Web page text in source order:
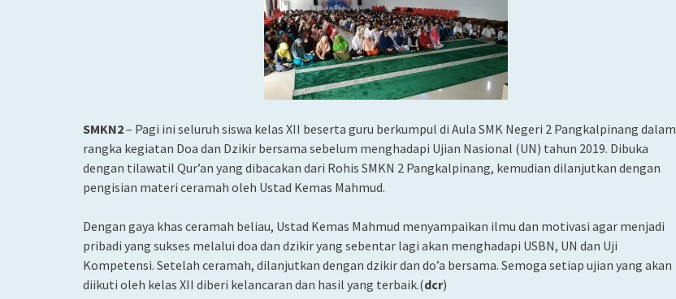
SMKN2– Pagi ini seluruh siswa kelas XII beserta guru berkumpul di Aula SMK Negeri 2 Pangkalpinang dalam
rangka kegiatan Doa dan Dzikir bersama sebelum menghadapi Ujian Nasional (UN) tahun 2019. Dibuka
dengan tilawatil Qur’an yang dibacakan dari Rohis SMKN 2 Pangkalpinang, kemudian dilanjutkan dengan
pengisian materi ceramah oleh Ustad Kemas Mahmud.
Dengan gaya khas ceramah beliau, Ustad Kemas Mahmud menyampaikan ilmu dan motivasi agar menjadi
pribadi yang sukses melalui doa dan dzikir yang sebentar lagi akan menghadapi USBN, UN dan Uji
Kompetensi. Setelah ceramah, dilanjutkan dengan dzikir dan do’a bersama. Semoga setiap ujian yang akan
diikuti oleh kelas XII diberi kelancaran dan hasil yang terbaik.(dcr)